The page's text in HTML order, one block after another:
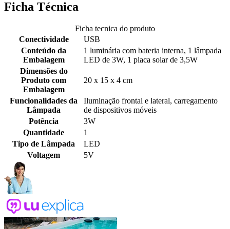
Ficha Técnica
Ficha tecnica do produto
Conectividade
USB
Conteúdo da
Embalagem
1 luminária com bateria interna, 1 lâmpada
LED de 3W, 1 placa solar de 3,5W
Dimensões do
Produto com
Embalagem
20 x 15 x 4 cm
Funcionalidades da
Lâmpada
Iluminação frontal e lateral, carregamento
de dispositivos móveis
Potência
3W
Quantidade
1
Tipo de Lâmpada
LED
Voltagem
5V